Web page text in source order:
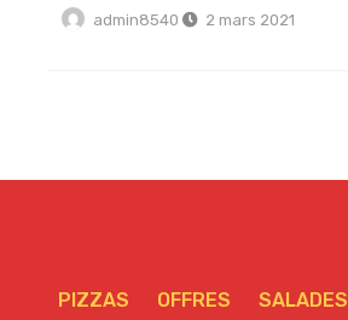
admin8540 2 mars 2021
PIZZAS OFFRES SALADES